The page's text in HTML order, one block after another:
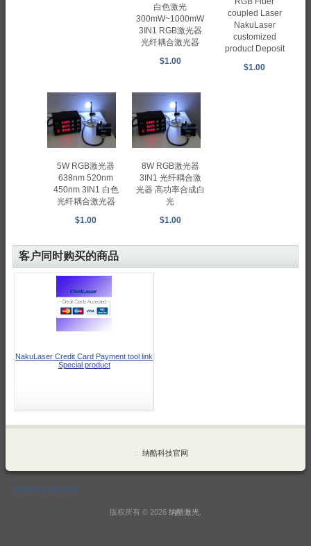
白色激光
300mW~1000mW
3IN1 RGB激光器
光纤耦合激光器
$1.00
coupled Laser
NakuLaser
customized
product Deposit
$1.00
5W RGB激光器
638nm 520nm
450nm 3IN1 白色
光纤耦合激光器
$1.00
8W RGB激光器
3IN1 光纤耦合激
光器 高功率合成白
光
$1.00
客户同时购买的商品
NakuLaser Credit Card Payment tool link
Special product
:: 纳酷科技官网
Desktop Version
版权所有 © 2026 纳酷激光